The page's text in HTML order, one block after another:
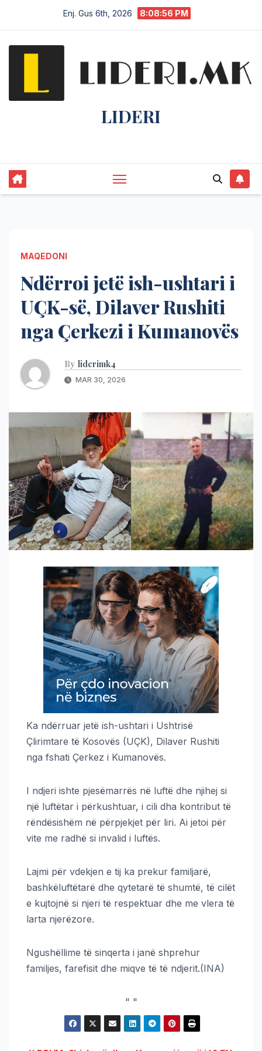
Enj. Gus 6th, 2026 8:08:56 PM
LIDERI
MAQEDONI
Ndërroi jetë ish-ushtari i
UÇK-së, Dilaver Rushiti
nga Çerkezi i Kumanovës
By liderimk4
MAR 30, 2026
Ka ndërruar jetë ish-ushtari i Ushtrisë
Çlirimtare të Kosovës (UÇK), Dilaver Rushiti
nga fshati Çerkez i Kumanovës.
I ndjeri ishte pjesëmarrës në luftë dhe njihej si
një luftëtar i përkushtuar, i cili dha kontribut të
rëndësishëm në përpjekjet për liri. Ai jetoi për
vite me radhë si invalid i luftës.
Lajmi për vdekjen e tij ka prekur familjarë,
bashkëluftëtarë dhe qytetarë të shumtë, të cilët
e kujtojnë si njeri të respektuar dhe me vlera të
larta njerëzore.
Ngushëllime të sinqerta i janë shprehur
familjes, farefisit dhe miqve të të ndjerit.(INA)
" "